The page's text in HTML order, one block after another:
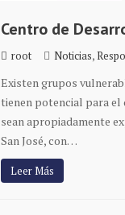
Centro de
root Noticias,
Existen grupos
tienen potencial para el
sean apropiadamente
San José, con…
Leer Más